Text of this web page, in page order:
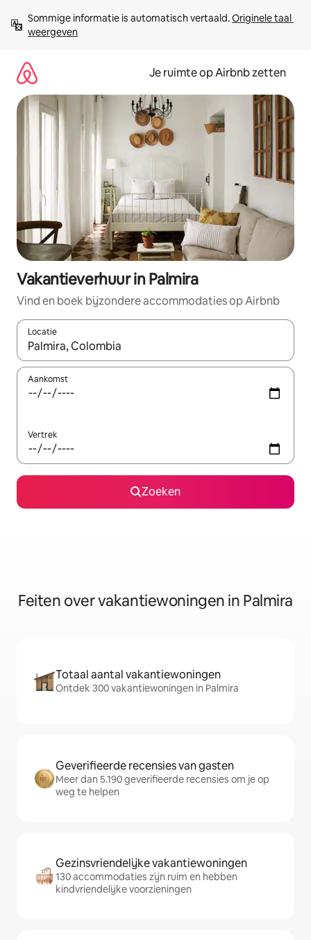
direct
naar
Sommige informatie is automatisch vertaald. Originele taal
weergeven
Je ruimte op Airbnb zetten
Vakantieverhuur in Palmira
Vind en boek bijzondere accommodaties op Airbnb
Locatie
Wanneer er suggesties beschikbaar zijn, maak je een keuze
Aankomst
Vertrek
Zoeken
Feiten over vakantiewoningen in Palmira
Totaal aantal vakantiewoningen
Ontdek 300 vakantiewoningen in Palmira
Geverifieerde recensies van gasten
Meer dan 5.190 geverifieerde recensies om je op
weg te helpen
Gezinsvriendelijke vakantiewoningen
130 accommodaties zijn ruim en hebben
kindvriendelijke voorzieningen